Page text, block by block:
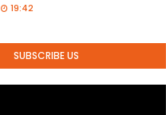
19:42
SUBSCRIBE US